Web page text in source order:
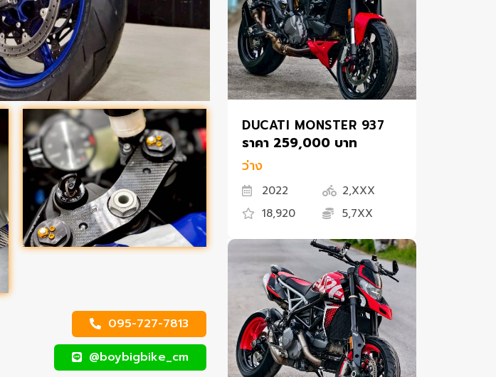
095-727-7813
@boybigbike_cm
DUCATI MONSTER 937
ราคา 259,000 บาท
ว่าง
2022
2,XXX
18,920
5,7XX